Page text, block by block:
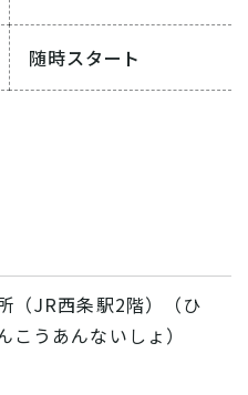
随時スタート
（JR西条駅2階）（ひ
うあんないしょ）